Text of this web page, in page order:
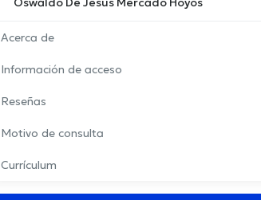
Acerca de
Información de acceso
Reseñas
Motivo de consulta
Currículum